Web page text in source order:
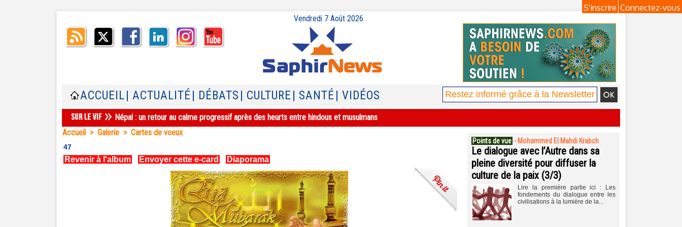
Connectez-vous
S'inscrire
Vendredi 7 Août 2026
ACCUEIL | ACTUALITÉ | DÉBATS | CULTURE | SANTÉ | VIDÉOS
Népal : un retour au calme progressif après des heurts entre hindous et musulmans
Accueil > Galerie > Cartes de voeux
47
Revenir à l'album Envoyer cette e-card Diaporama
Points de vue - Mohammed El Mahdi Krabch
Le dialogue avec l’Autre dans sa
pleine diversité pour diffuser la
culture de la paix (3/3)
Lire la première partie ici : Les
fondements du dialogue entre les
civilisations à la lumière de la...